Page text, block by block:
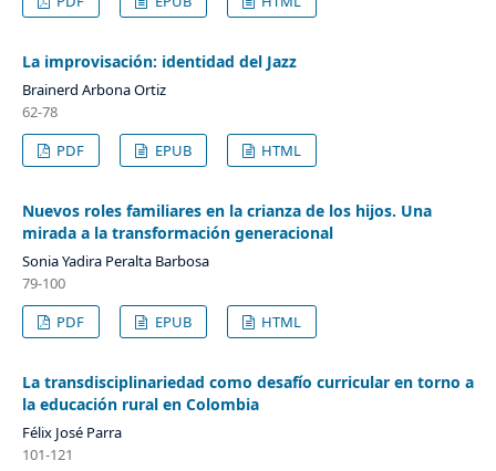
La improvisación: identidad del Jazz
Brainerd Arbona Ortiz
62-78
PDF
EPUB HTML
Nuevos roles familiares en la crianza de los hijos. Una
mirada a la transformación generacional
Sonia Yadira Peralta Barbosa
79-100
PDF
EPUB HTML
La transdisciplinariedad como desafío curricular en torno a
la educación rural en Colombia
Félix José Parra
101-121